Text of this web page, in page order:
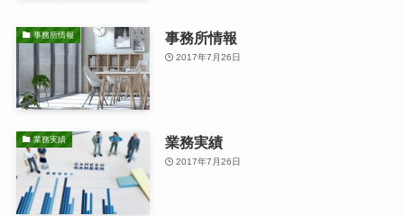
事務所情報 事務所情報
2017年7月26日
業務実績 業務実績
2017年7月26日